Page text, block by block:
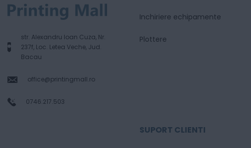
str. Alexandru Ioan Cuza, Nr.
237f, Loc. Letea Veche, Jud.
Bacau
office@printingmall.ro
0746.217.503
Inchiriere echipamente
Plottere
SUPORT CLIENTI